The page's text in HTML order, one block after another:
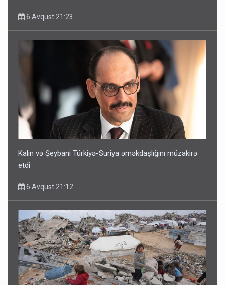
6 Avqust 21:23
Kalın və Şeybani Türkiyə-Suriya əməkdaşlığını müzakirə
etdi
6 Avqust 21:12